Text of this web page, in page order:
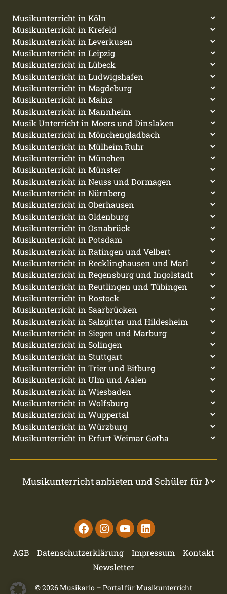
FacebookInstagramYoutubeLinkedin
AGB Datenschutzerklärung Impressum
Kontakt
Newsletter
© 2026Musikario – Portal für Musikunterricht